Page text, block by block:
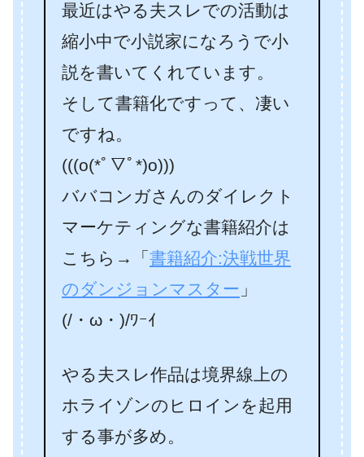
最近はやる夫スレでの活動は
縮小中で小説家になろうで小
説を書いてくれています。
そして書籍化ですって、凄い
ですね。
(((o(*ﾟ▽ﾟ*)o)))
ババコンガさんのダイレクト
マーケティングな書籍紹介は
こちら→「 書籍紹介:決戦世界
のダンジョンマスター 」
(/・ω・)/ﾜｰｲ
やる夫スレ作品は境界線上の
ホライゾンのヒロインを起用
する事が多め。